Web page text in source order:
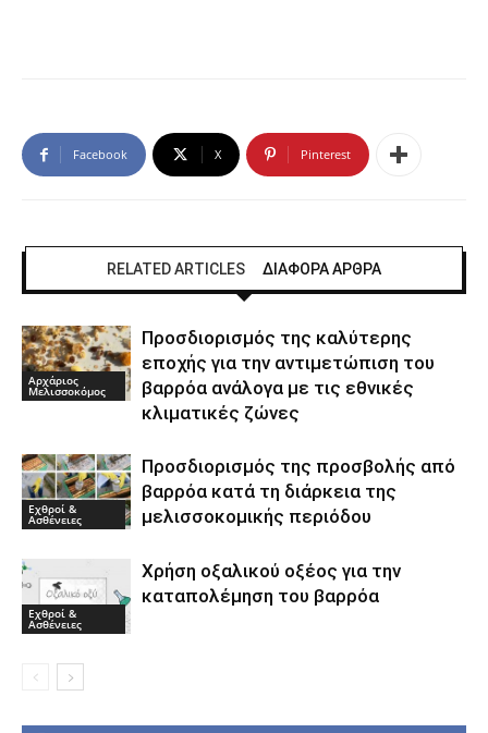
Facebook X Pinterest
RELATED ARTICLES ΔΙΑΦΟΡΑ ΑΡΘΡΑ
Αρχάριος
Μελισσοκόμος
Προσδιορισμός της καλύτερης
εποχής για την αντιμετώπιση του
βαρρόα ανάλογα με τις εθνικές
κλιματικές ζώνες
Εχθροί &
Ασθένειες
Προσδιορισμός της προσβολής από
βαρρόα κατά τη διάρκεια της
μελισσοκομικής περιόδου
Εχθροί &
Ασθένειες
Χρήση οξαλικού οξέος για την
καταπολέμηση του βαρρόα